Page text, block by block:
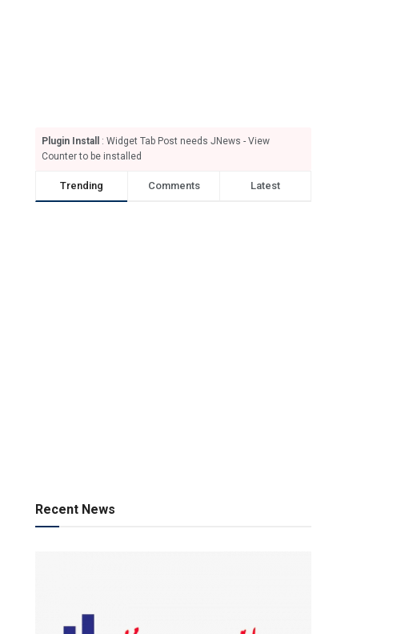
Plugin Install
: Widget Tab Post needs JNews - View
Counter to be installed
Trending Comments Latest
Recent News